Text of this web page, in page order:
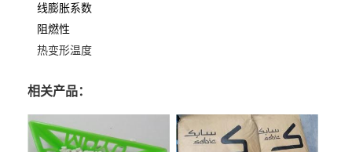
线膨胀系数
阻燃性
热变形温度
相关产品：